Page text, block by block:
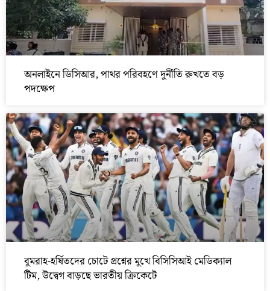
অনলাইনে ডিসিআর, পাথর পরিবহণে দুর্নীতি রুখতে বড়
পদক্ষেপ
বুমরাহ-হর্ষিতদের চোটে প্রশ্নের মুখে বিসিসিআই মেডিক্যাল
টিম, উদ্বেগ বাড়ছে ভারতীয় ক্রিকেটে